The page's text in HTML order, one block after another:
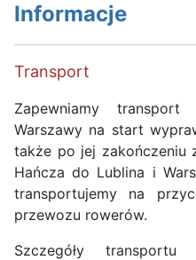
Informacje
Transport
Zapewniamy
Warszawy na start
także po jej zakończeniu
Hańcza do Lublina i
transportujemy na
przewozu rowerów.
Szczegóły